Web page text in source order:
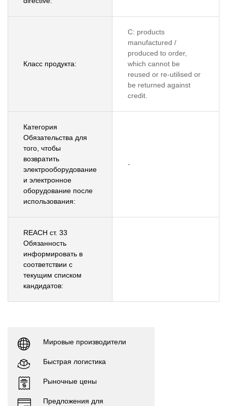
Класс продукта:
C: products
manufactured /
produced to order,
which cannot be
reused or re-utilised or
be returned against
credit.
Категория
Обязательства для
того, чтобы
возвратить
электрооборудование
и электронное
оборудование после
использования:
-
REACH ст. 33
Обязанность
информировать в
соответствии с
текущим списком
кандидатов:
Мировые производители
Быстрая логистика
Рыночные цены
Предложения для